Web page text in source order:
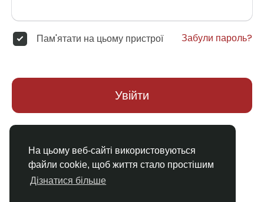
На цьому веб-сайті використовуються
файли cookie, щоб життя стало простішим
Дізнатися більше
Пам'ятати на цьому пристрої Забули пароль?
Увійти
Немає облікового запису?Реєстрація